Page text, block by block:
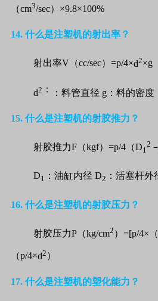
（cm3/sec）×9.8×100%
14. 什么是注塑机的射出率？
射出率V （cc/sec） =p/4×d2×g
d2 ： ：料管直径 g ：料的密度
15. 什么是注塑机的射胶推力？
射胶推力F （kgf） =p/4 （D1
2 －
D1 ：油缸内径 D2 ：活塞杆外
16. 什么是注塑机的射胶压力？
射胶压力P （kg/cm2 ） =[p/4×（
（p/4×d2 ）
17. 什么是注塑机的塑化能力？